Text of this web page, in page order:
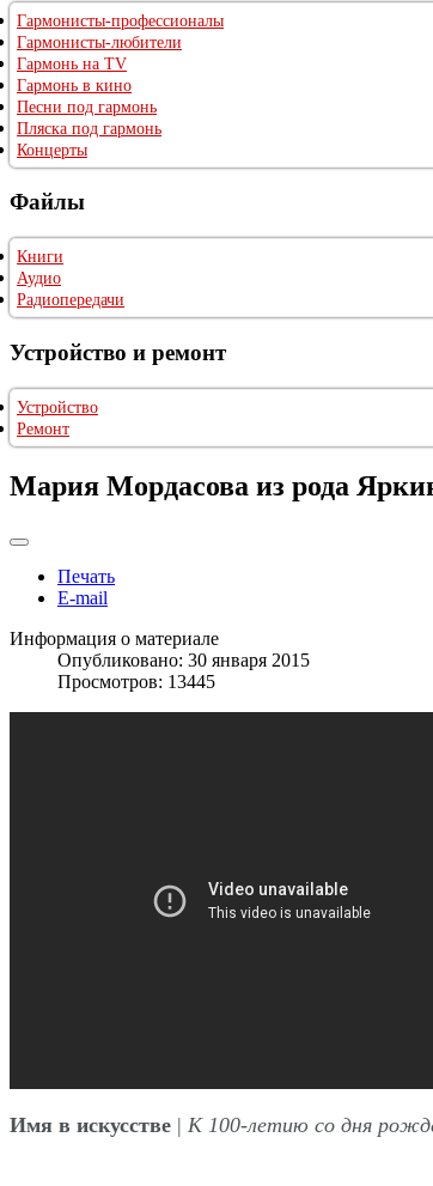
Гармонисты-профессионалы
Гармонисты-любители
Гармонь на TV
Гармонь в кино
Песни под гармонь
Пляска под гармонь
Концерты
Файлы
Книги
Аудио
Радиопередачи
Устройство и ремонт
Устройство
Ремонт
Мария Мордасова из рода
Печать
E-mail
Информация о материале
Опубликовано: 30 января 2015
Просмотров: 13445
Имя в искусстве | К 100-летию со дня